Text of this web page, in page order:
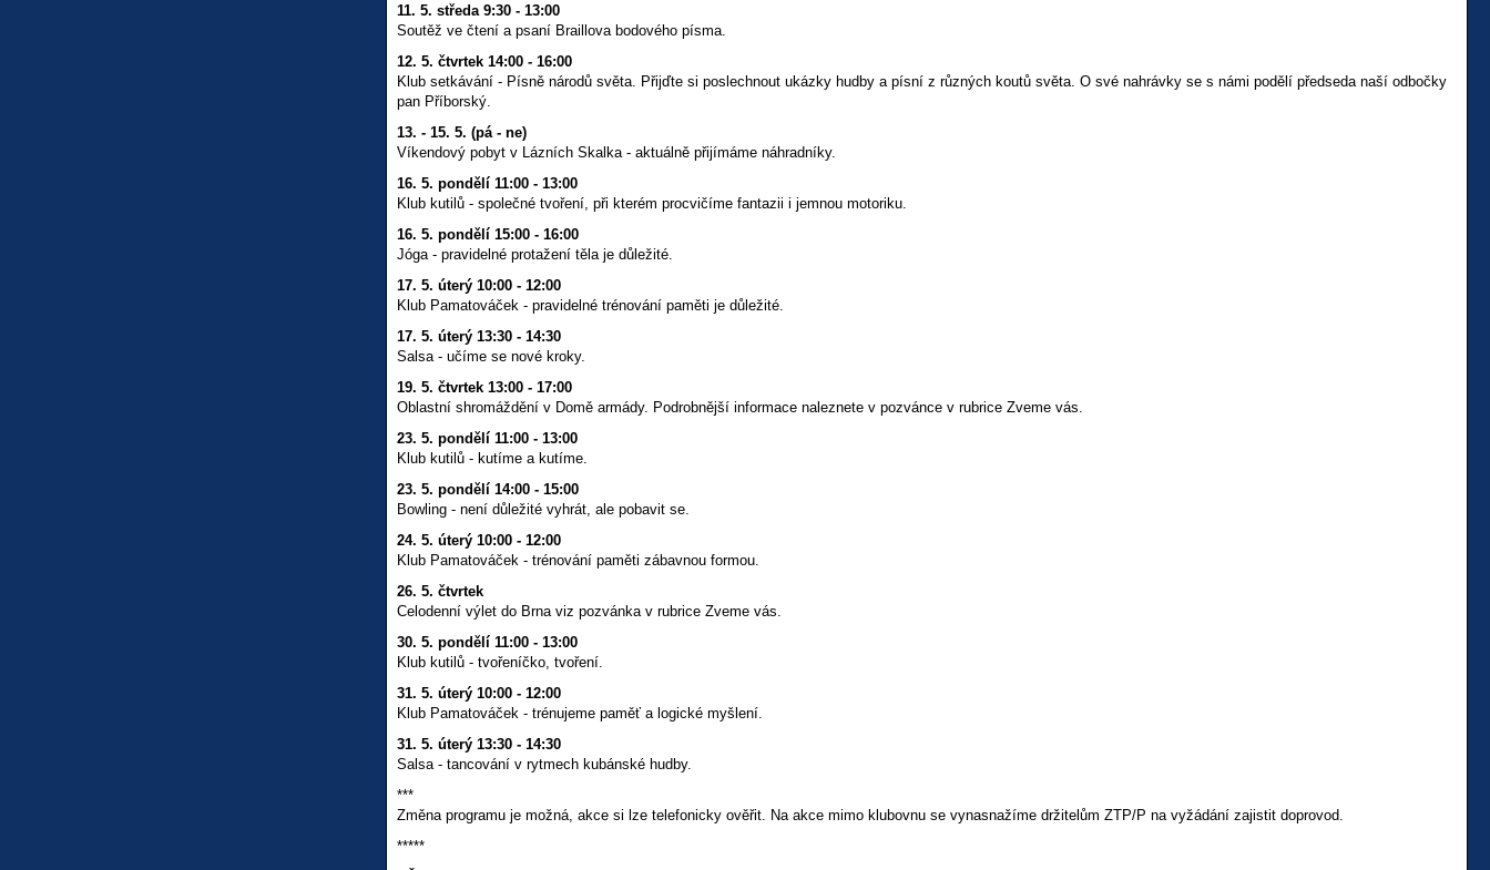
11. 5. středa 9:30 - 13:00
Soutěž ve čtení a psaní Braillova bodového písma.
12. 5. čtvrtek 14:00 - 16:00
Klub setkávání - Písně národů světa. Přijďte si poslechnout ukázky hudby a písní z různých koutů světa. O své nahrávky se s námi podělí předseda naší odbočky
pan Příborský.
13. - 15. 5. (pá - ne)
Víkendový pobyt v Lázních Skalka - aktuálně přijímáme náhradníky.
16. 5. pondělí 11:00 - 13:00
Klub kutilů - společné tvoření, při kterém procvičíme fantazii i jemnou motoriku.
16. 5. pondělí 15:00 - 16:00
Jóga - pravidelné protažení těla je důležité.
17. 5. úterý 10:00 - 12:00
Klub Pamatováček - pravidelné trénování paměti je důležité.
17. 5. úterý 13:30 - 14:30
Salsa - učíme se nové kroky.
19. 5. čtvrtek 13:00 - 17:00
Oblastní shromáždění v Domě armády. Podrobnější informace naleznete v pozvánce v rubrice Zveme vás.
23. 5. pondělí 11:00 - 13:00
Klub kutilů - kutíme a kutíme.
23. 5. pondělí 14:00 - 15:00
Bowling - není důležité vyhrát, ale pobavit se.
24. 5. úterý 10:00 - 12:00
Klub Pamatováček - trénování paměti zábavnou formou.
26. 5. čtvrtek
Celodenní výlet do Brna viz pozvánka v rubrice Zveme vás.
30. 5. pondělí 11:00 - 13:00
Klub kutilů - tvořeníčko, tvoření.
31. 5. úterý 10:00 - 12:00
Klub Pamatováček - trénujeme paměť a logické myšlení.
31. 5. úterý 13:30 - 14:30
Salsa - tancování v rytmech kubánské hudby.
***
Změna programu je možná, akce si lze telefonicky ověřit. Na akce mimo klubovnu se vynasnažíme držitelům ZTP/P na vyžádání zajistit doprovod.
*****